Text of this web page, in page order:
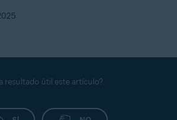
resultado útil este artículo?